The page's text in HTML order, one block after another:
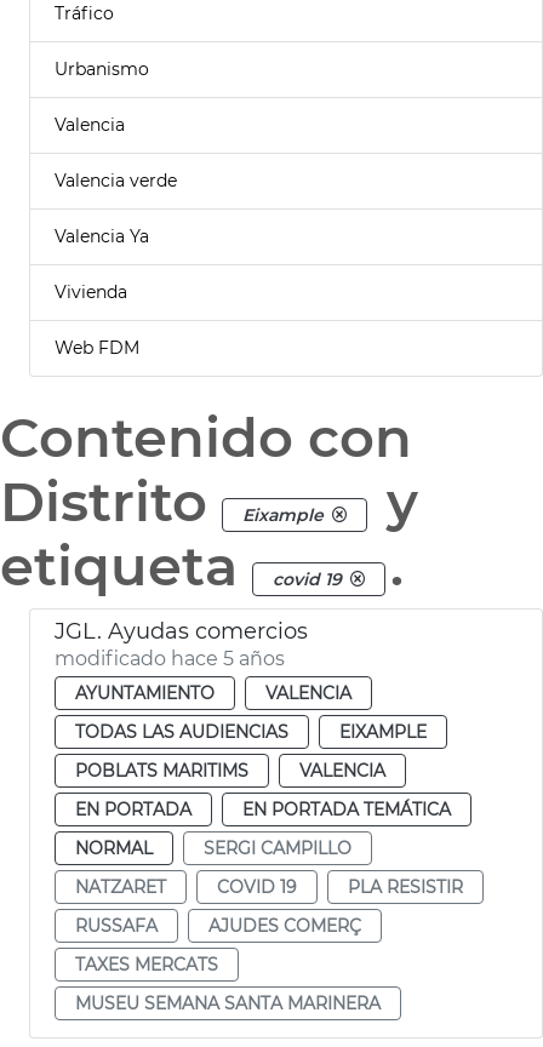
Tráfico
Urbanismo
Valencia
Valencia verde
Valencia Ya
Vivienda
Web FDM
Contenido con
Distrito
Eixample
y
etiqueta
covid 19 .
JGL. Ayudas comercios
modificado hace 5 años
AYUNTAMIENTO
VALENCIA
TODAS LAS AUDIENCIAS
EIXAMPLE
POBLATS MARITIMS
VALENCIA
EN PORTADA
EN PORTADA TEMÁTICA
NORMAL
SERGI CAMPILLO
NATZARET
COVID 19
PLA RESISTIR
RUSSAFA
AJUDES COMERÇ
TAXES MERCATS
MUSEU SEMANA SANTA MARINERA